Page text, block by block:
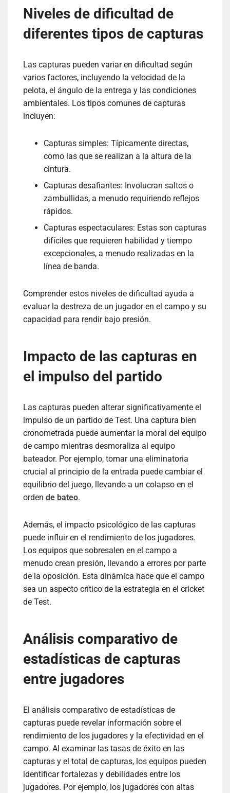
Niveles de dificultad de
diferentes tipos de capturas
Las capturas pueden variar en dificultad según
varios factores, incluyendo la velocidad de la
pelota, el ángulo de la entrega y las condiciones
ambientales. Los tipos comunes de capturas
incluyen:
Capturas simples: Típicamente directas,
como las que se realizan a la altura de la
cintura.
Capturas desafiantes: Involucran saltos o
zambullidas, a menudo requiriendo reflejos
rápidos.
Capturas espectaculares: Estas son capturas
difíciles que requieren habilidad y tiempo
excepcionales, a menudo realizadas en la
línea de banda.
Comprender estos niveles de dificultad ayuda a
evaluar la destreza de un jugador en el campo y su
capacidad para rendir bajo presión.
Impacto de las capturas en
el impulso del partido
Las capturas pueden alterar significativamente el
impulso de un partido de Test. Una captura bien
cronometrada puede aumentar la moral del equipo
de campo mientras desmoraliza al equipo
bateador. Por ejemplo, tomar una eliminatoria
crucial al principio de la entrada puede cambiar el
equilibrio del juego, llevando a un colapso en el
orden de bateo.
Además, el impacto psicológico de las capturas
puede influir en el rendimiento de los jugadores.
Los equipos que sobresalen en el campo a
menudo crean presión, llevando a errores por parte
de la oposición. Esta dinámica hace que el campo
sea un aspecto crítico de la estrategia en el cricket
de Test.
Análisis comparativo de
estadísticas de capturas
entre jugadores
El análisis comparativo de estadísticas de
capturas puede revelar información sobre el
rendimiento de los jugadores y la efectividad en el
campo. Al examinar las tasas de éxito en las
capturas y el total de capturas, los equipos pueden
identificar fortalezas y debilidades entre los
jugadores. Por ejemplo, los jugadores con altas